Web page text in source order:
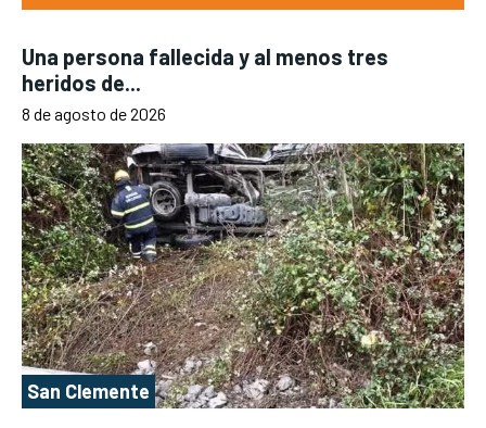
Una persona fallecida y al menos tres
heridos de...
8 de agosto de 2026
San Clemente